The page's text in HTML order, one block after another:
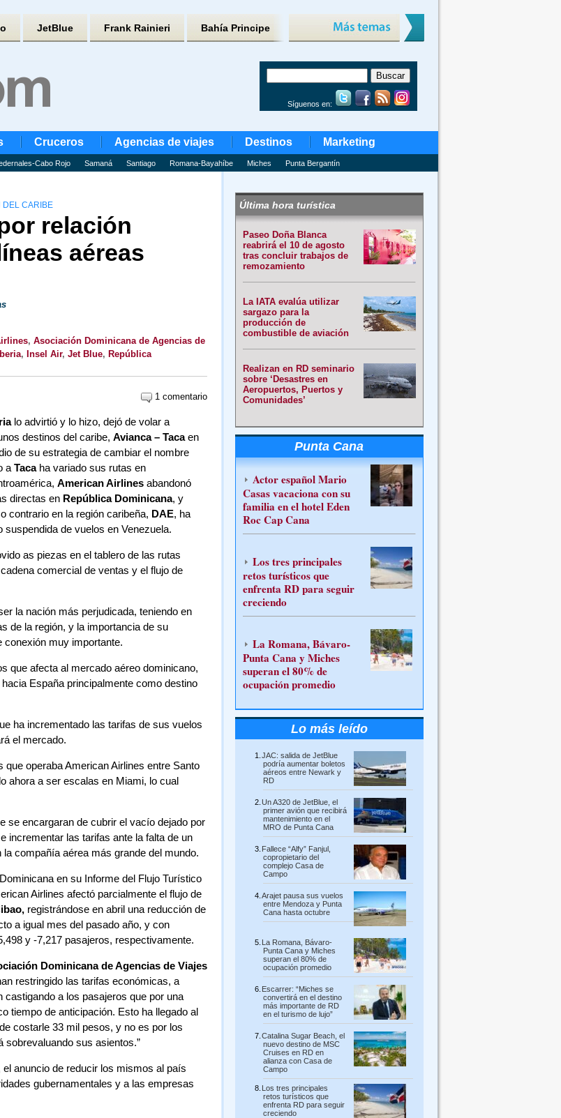
JetBlue Frank Rainieri Bahía Principe
Síguenos en:
Cruceros Agencias de viajes Destinos Marketing
Cabo Rojo Samaná Santiago Romana-Bayahíbe Miches Punta Bergantín
DEL CARIBE
relación
aéreas
, Asociación Dominicana de Agencias de
Iberia, Insel Air, Jet Blue, República
1 comentario
lo advirtió y lo hizo, dejó de volar a
destinos del caribe, Avianca – Tacaen
de su estrategia de cambiar el nombre
a Tacaha variado sus rutas en
American Airlinesabandonó
directas en República Dominicana, y
contrario en la región caribeña, DAE, ha
suspendida de vuelos en Venezuela.
as piezas en el tablero de las rutas
comercial de ventas y el flujo de
la nación más perjudicada, teniendo en
de la región, y la importancia de su
conexión muy importante.
que afecta al mercado aéreo dominicano,
España principalmente como destino
ha incrementado las tarifas de sus vuelos
el mercado.
operaba American Airlines entre Santo
ahora a ser escalas en Miami, lo cual
se encargaran de cubrir el vacío dejado por
incrementar las tarifas ante la falta de un
compañía aérea más grande del mundo.
en su Informe del Flujo Turístico
Airlines afectó parcialmente el flujo de
registrándose en abril una reducción de
a igual mes del pasado año, y con
y -7,217 pasajeros, respectivamente.
Dominicana de Agencias de Viajes
restringido las tarifas económicas, a
a los pasajeros que por una
tiempo de anticipación. Esto ha llegado al
costarle 33 mil pesos, y no es por los
sobrevaluando sus asientos.”
anuncio de reducir los mismos al país
gubernamentales y a las empresas
Última hora turística
Paseo Doña Blanca
reabrirá el 10 de agosto
tras concluir trabajos de
remozamiento
La IATA evalúa utilizar
sargazo para la
producción de
combustible de aviación
Realizan en RD seminario
sobre ‘Desastres en
Aeropuertos, Puertos y
Comunidades’
Punta Cana
Actor español Mario
Casas vacaciona con su
familia en el hotel Eden
Roc Cap Cana
Los tres principales
retos turísticos que
enfrenta RD para seguir
creciendo
La Romana, Bávaro-
Punta Cana y Miches
superan el 80% de
ocupación promedio
Lo más leído
JAC: salida de JetBlue
podría aumentar boletos
aéreos entre Newark y
RD
Un A320 de JetBlue, el
primer avión que recibirá
mantenimiento en el
MRO de Punta Cana
Fallece “Alfy” Fanjul,
copropietario del
complejo Casa de
Campo
Arajet pausa sus vuelos
entre Mendoza y Punta
Cana hasta octubre
La Romana, Bávaro-
Punta Cana y Miches
superan el 80% de
ocupación promedio
Escarrer: “Miches se
convertirá en el destino
más importante de RD
en el turismo de lujo”
Catalina Sugar Beach, el
nuevo destino de MSC
Cruises en RD en
alianza con Casa de
Campo
Los tres principales
retos turísticos que
enfrenta RD para seguir
creciendo